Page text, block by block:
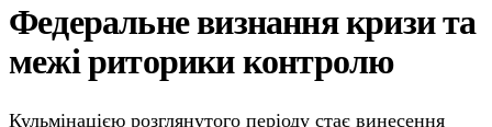
Федеральне визнання кризи та
межі риторики контролю
Кульмінацією розглянутого періоду стає винесення